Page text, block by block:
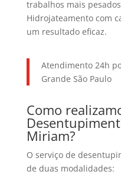
trabalhos mais
Hidrojateamento com
um resultado eficaz.
Atendimento 24h
Grande São Paulo
Como
Miriam?
O serviço de
de duas modalidades: